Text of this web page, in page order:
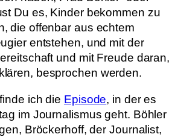
Du es, Kinder bekommen zu
die offenbar aus echtem
entstehen, und mit der
und mit Freude daran,
besprochen werden.
ich die Episode, in der es
im Journalismus geht. Böhler
Bröckerhoff, der Journalist,